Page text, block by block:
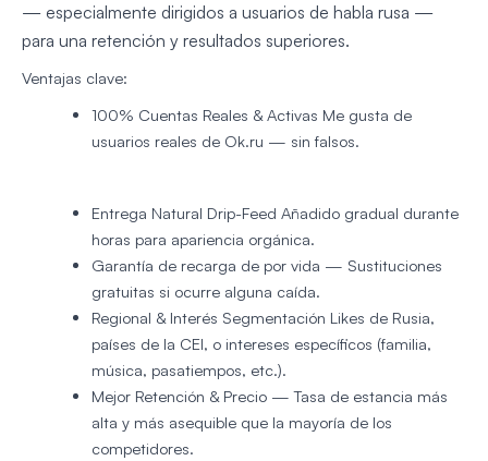
— especialmente dirigidos a usuarios de habla rusa —
para una retención y resultados superiores.
Ventajas clave:
100% Cuentas Reales & Activas Me gusta de
usuarios reales de Ok.ru — sin falsos.
Entrega Natural Drip-Feed Añadido gradual durante
horas para apariencia orgánica.
Garantía de recarga de por vida — Sustituciones
gratuitas si ocurre alguna caída.
Regional & Interés Segmentación Likes de Rusia,
países de la CEI, o intereses específicos (familia,
música, pasatiempos, etc.).
Mejor Retención & Precio— Tasa de estancia más
alta y más asequible que la mayoría de los
competidores.